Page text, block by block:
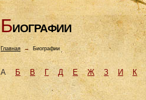
БИОГРАФИИ
Главная→ Биографии
АБ В Г Д Е Ж З И К